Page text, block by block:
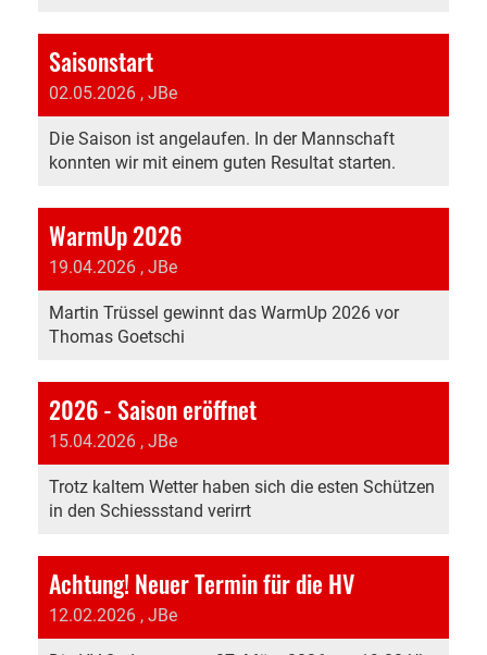
Saisonstart
02.05.2026 , JBe
Die Saison ist angelaufen. In der Mannschaft
konnten wir mit einem guten Resultat starten.
WarmUp 2026
19.04.2026 , JBe
Martin Trüssel gewinnt das WarmUp 2026 vor
Thomas Goetschi
2026 - Saison eröffnet
15.04.2026 , JBe
Trotz kaltem Wetter haben sich die esten Schützen
in den Schiessstand verirrt
Achtung! Neuer Termin für die HV
12.02.2026 , JBe